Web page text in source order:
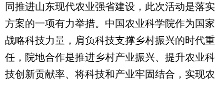
同推进山东现代农业强省建设，此次活动是落实
方案的一项有力举措。中国农业科学院作为国家
战略科技力量，肩负科技支撑乡村振兴的时代重
任，院地合作是推进乡村产业振兴、提升农业科
技创新贡献率、将科技和产业牢固结合，实现农